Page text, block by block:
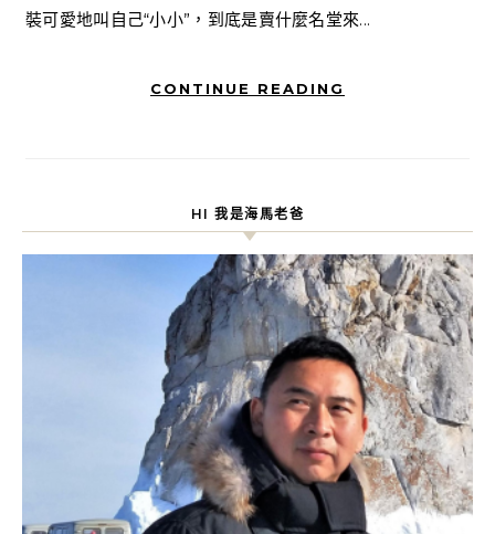
裝可愛地叫自己“小小”，到底是賣什麼名堂來...
CONTINUE READING
HI 我是海馬老爸